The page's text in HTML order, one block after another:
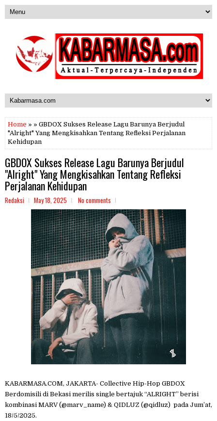
Home » » GBDOX Sukses Release Lagu Barunya Berjudul
"Alright" Yang Mengkisahkan Tentang Refleksi Perjalanan
Kehidupan
GBDOX Sukses Release Lagu Barunya Berjudul
"Alright" Yang Mengkisahkan Tentang Refleksi
Perjalanan Kehidupan
Redaksi May 18, 2025 No comments
KABARMASA.COM, JAKARTA- Collective Hip-Hop GBDOX
Berdomisili di Bekasi merilis single bertajuk “ALRIGHT” berisi
kombinasi MARV (@marv_name) & QIDLUZ (@qidluz) pada Jum’at,
18/5/2025.